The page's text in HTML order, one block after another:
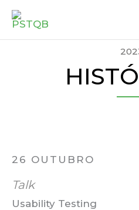
Skip
content
26 OUTUBRO
Talk
Usability Testing